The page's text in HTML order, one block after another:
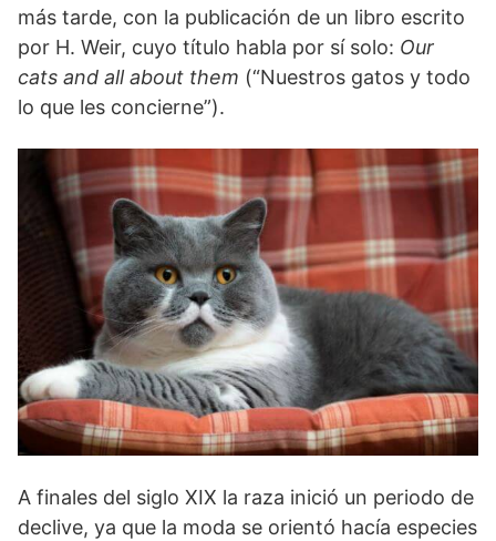
más tarde, con la publicación de un libro escrito
por H. Weir, cuyo título habla por sí solo: Our
cats and all about them (“Nuestros gatos y todo
lo que les concierne”).
A finales del siglo XIX la raza inició un periodo de
declive, ya que la moda se orientó hacía especies